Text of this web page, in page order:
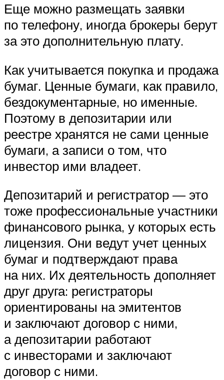
Еще можно размещать заявки
по телефону, иногда брокеры берут
за это дополнительную плату.
Как учитывается покупка и продажа
бумаг. Ценные бумаги, как правило,
бездокументарные, но именные.
Поэтому в депозитарии или
реестре хранятся не сами ценные
бумаги, а записи о том, что
инвестор ими владеет.
Депозитарий и регистратор — это
тоже профессиональные участники
финансового рынка, у которых есть
лицензия. Они ведут учет ценных
бумаг и подтверждают права
на них. Их деятельность дополняет
друг друга: регистраторы
ориентированы на эмитентов
и заключают договор с ними,
а депозитарии работают
с инвесторами и заключают
договор с ними.